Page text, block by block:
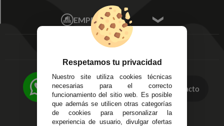
Mis Pedidos
Mis favoritos
FAQ's
Écija - Sevilla
Av. Plaza de Toros.
Local 3
Córdoba
14
Alzira - Valencia
C/ Esplugues, 135
EMPRESA
Aviso Legal
Entregas y
Devoluciones
Política de Privacidad
Pago Seguro
Terminos y
Condiciones Generales
Políticas de Cookies
Contacto
Respetamos tu privacidad
Nuestro site utiliza cookies técnicas
necesarias para el correcto
funcionamiento del sitio web. Es posible
que además se utilicen otras categorías
de cookies para personalizar la
experiencia de usuario, divulgar ofertas